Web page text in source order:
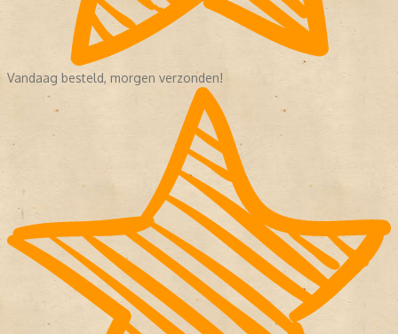
Vandaag besteld, morgen verzonden!